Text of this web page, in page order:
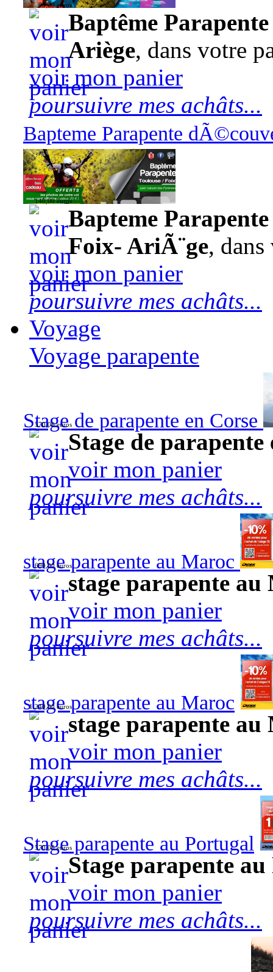
95,00 euros
Baptême
Ariège, dans votre
voir mon panier
poursuivre mes achâts...
Bapteme Parapente
140,00 euros
Bapteme
Foix- AriÃ¨ge,
voir mon panier
poursuivre mes achâts...
Voyage
Voyage parapente
Stage de parapente en Corse
570,00 euros
Stage de
voir mon panier
poursuivre mes achâts...
stage parapente au Maroc
690,00 euros
stage parapente
voir mon panier
poursuivre mes achâts...
stage parapente au Maroc
1 240,00 euros
stage parapente au
voir mon panier
poursuivre mes achâts...
Stage parapente au Portugal
570,00 euros
Stage parapente
voir mon panier
poursuivre mes achâts...